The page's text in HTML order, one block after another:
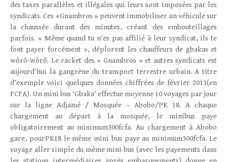
des taxes parallèles et illégales qui leurs sont imposées par les
syndicats. Ces «Gnambros » peuvent immobiliser un véhicule sur
la chaussée durant des minutes, créant des embouteillages
parfois. « Même quand tu n’es pas affilié à leur syndicat, ils te
font payer forcément », déplorent les chauffeurs de gbakas et
wôrô-wôrô. Le racket des « Gnambros » et autres syndicats est
aujourd’hui la gangrène du transport terrestre urbain. A titre
d’exemple voici quelques données chiffrées de février 2013(en
FCFA). Un mini bus ‘Gbaka’ effectue moyenne 10 voyages par jour
sur la ligne Adjamé / Mosquée – Abobo/PK 18. A chaque
chargement au départ à la mosquée, le minibus paye
obligatoirement au minimum300fcfa. Au chargement à Abobo
gare, pourPK18 le même mini bus paye au minimum300fcfa. Le
voyage aller simple du même mini bus (avec les payements dans